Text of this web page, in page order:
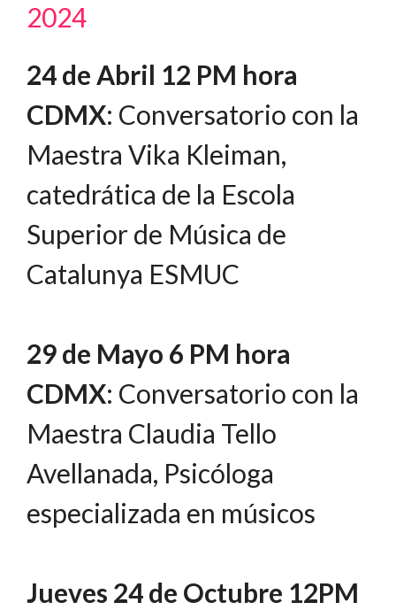
2024
24 de Abril 12 PM hora
CDMX: Conversatorio con la
Maestra Vika Kleiman,
catedrática de la Escola
Superior de Música de
Catalunya ESMUC
29 de Mayo 6 PM hora
CDMX: Conversatorio con la
Maestra Claudia Tello
Avellanada, Psicóloga
especializada en músicos
Jueves 24 de Octubre 12PM